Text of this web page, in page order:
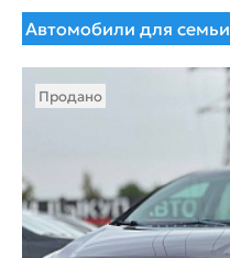
Автомобили для семьи
Продано